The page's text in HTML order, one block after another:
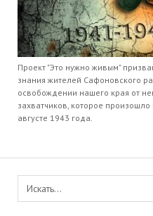
Проект "Это нужно живым"
знания жителей Сафоновского
освобождении нашего края от
захватчиков, которое произошло
августе 1943 года.